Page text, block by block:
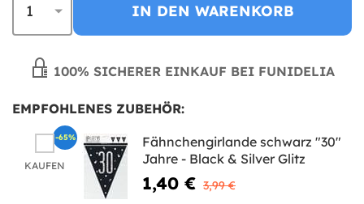
IN DEN WARENKORB
100% SICHERER EINKAUF BEI FUNIDELIA
EMPFOHLENES ZUBEHÖR:
KAUFEN
Fähnchengirlande schwarz "30"
Jahre - Black & Silver Glitz
1,40 € 3,99 €
-65%